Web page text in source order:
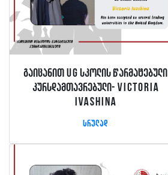
გაიცანით UG სკოლის წარმატებული
კურსდამთავრებული- Victoria
Ivashina
სრულად